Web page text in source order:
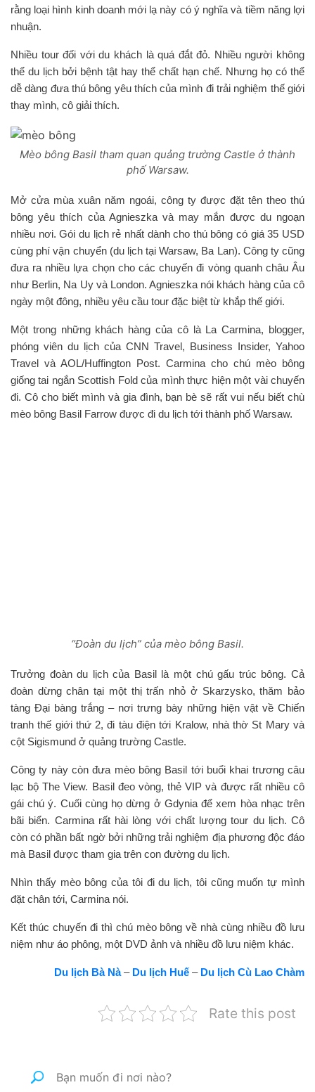
rằng loại hình kinh doanh mới lạ này có ý nghĩa và tiềm năng lợi
nhuận.
Nhiều tour đối với du khách là quá đắt đỏ. Nhiều người không
thể du lịch bởi bệnh tật hay thể chất hạn chế. Nhưng họ có thể
dễ dàng đưa thú bông yêu thích của mình đi trải nghiệm thế giới
thay mình, cô giải thích.
Mèo bông Basil tham quan quảng trường Castle ở thành
phố Warsaw.
Mở cửa mùa xuân năm ngoái, công ty được đặt tên theo thú
bông yêu thích của Agnieszka và may mắn được du ngoạn
nhiều nơi. Gói du lịch rẻ nhất dành cho thú bông có giá 35 USD
cùng phí vận chuyển (du lịch tại Warsaw, Ba Lan). Công ty cũng
đưa ra nhiều lựa chọn cho các chuyến đi vòng quanh châu Âu
như Berlin, Na Uy và London. Agnieszka nói khách hàng của cô
ngày một đông, nhiều yêu cầu tour đặc biệt từ khắp thế giới.
Một trong những khách hàng của cô là La Carmina, blogger,
phóng viên du lịch của CNN Travel, Business Insider, Yahoo
Travel và AOL/Huffington Post. Carmina cho chú mèo bông
giống tai ngắn Scottish Fold của mình thực hiện một vài chuyến
đi. Cô cho biết mình và gia đình, bạn bè sẽ rất vui nếu biết chù
mèo bông Basil Farrow được đi du lịch tới thành phố Warsaw.
“Đoàn du lịch” của mèo bông Basil.
Trưởng đoàn du lịch của Basil là một chú gấu trúc bông. Cả
đoàn dừng chân tại một thị trấn nhỏ ở Skarzysko, thăm bảo
tàng Đại bàng trắng – nơi trưng bày những hiện vật về Chiến
tranh thế giới thứ 2, đi tàu điện tới Kralow, nhà thờ St Mary và
cột Sigismund ở quảng trường Castle.
Công ty này còn đưa mèo bông Basil tới buổi khai trương câu
lạc bộ The View. Basil đeo vòng, thẻ VIP và được rất nhiều cô
gái chú ý. Cuối cùng họ dừng ở Gdynia để xem hòa nhạc trên
bãi biển. Carmina rất hài lòng với chất lượng tour du lịch. Cô
còn có phần bất ngờ bởi những trải nghiệm địa phương độc đáo
mà Basil được tham gia trên con đường du lịch.
Nhìn thấy mèo bông của tôi đi du lịch, tôi cũng muốn tự mình
đặt chân tới, Carmina nói.
Kết thúc chuyến đi thì chú mèo bông về nhà cùng nhiều đồ lưu
niệm như áo phông, một DVD ảnh và nhiều đồ lưu niệm khác.
Du lịch Bà Nà– Du lịch Huế – Du lịch Cù Lao Chàm
Rate this post